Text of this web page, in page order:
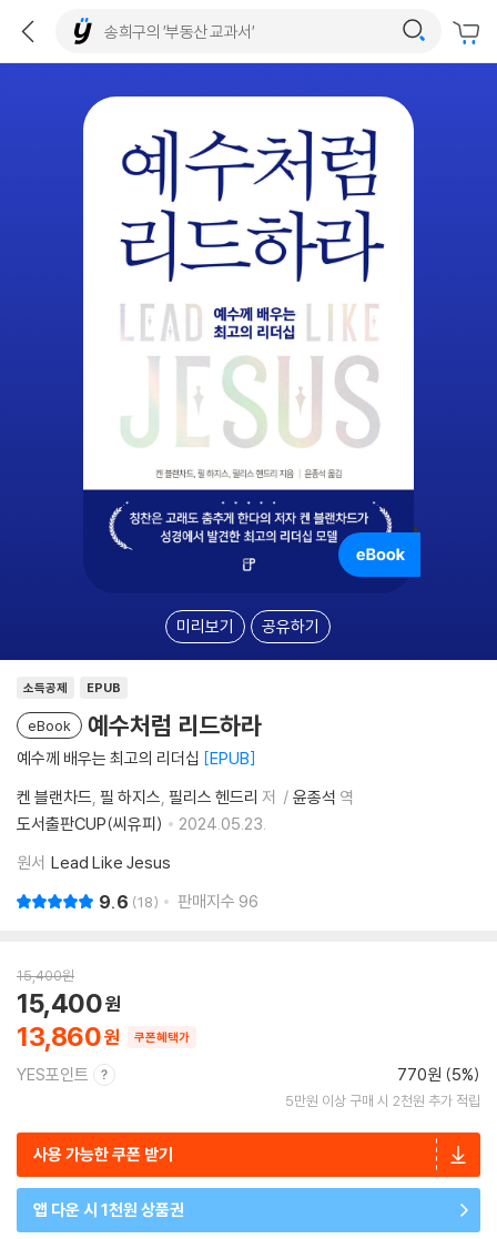
미리보기 공유하기
소득공제 EPUB
eBook 예수처럼 리드하라
예수께 배우는 최고의 리더십 EPUB
켄 블랜차드 필 하지스 필리스 헨드리 저 윤종석 역
도서출판CUP(씨유피)
2024.05.23.
원서 Lead Like Jesus
9.6 18 판매지수 96
15,400원
13,860
15,400
쿠폰혜택가
YES포인트 770원 (5%)
5만원 이상 구매 시 2천원 추가 적립
사용 가능한 쿠폰 받기
앱 다운 시 1천원 상품권